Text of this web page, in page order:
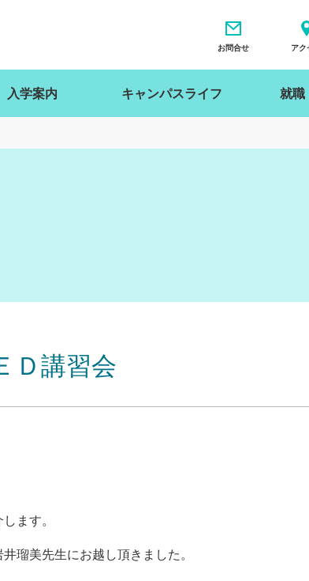
お問合せ アク
入学案内 キャンパスライフ 就職
Ｄ講習会
ます。
美先生にお越し頂きました。